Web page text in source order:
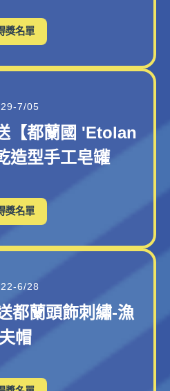
獎名單
7/05
【都蘭國 'Etolan
造型手工皂罐
獎名單
6/28
都蘭頭飾刺繡-漁
夫帽